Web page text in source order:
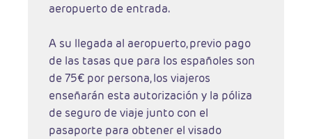
aeropuerto de entrada.
A su llegada al aeropuerto, previo pago
de las tasas que para los españoles son
de 75€ por persona, los viajeros
enseñarán esta autorización y la póliza
de seguro de viaje junto con el
pasaporte para obtener el visado